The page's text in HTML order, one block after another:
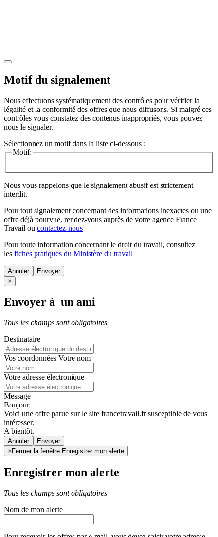
Motif du signalement
Nous effectuons systématiquement des contrôles pour vérifier la
légalité et la conformité des offres que nous diffusons. Si malgré ces
contrôles vous constatez des contenus inappropriés, vous pouvez
nous le signaler.
Sélectionnez un motif dans la liste ci-dessous :
Motif:
Nous vous rappelons que le signalement abusif est strictement
interdit.
Pour tout signalement concernant des informations inexactes ou une
offre déjà pourvue, rendez-vous auprès de votre agence France
Travail ou contactez-nous
Pour toute information concernant le droit du travail, consultez
les fiches pratiques du Ministère du travail
Annuler
×
Envoyer à un ami
Tous les champs sont obligatoires
Destinataire
Vos coordonnées Votre nom
Votre adresse électronique
Message
Bonjour,
Voici une offre parue sur le site francetravail.fr susceptible de vous
intéresser.
A bientôt.
Annuler
× Fermer la fenêtre Enregistrer mon alerte
Enregistrer mon alerte
Tous les champs sont obligatoires
Nom de mon alerte